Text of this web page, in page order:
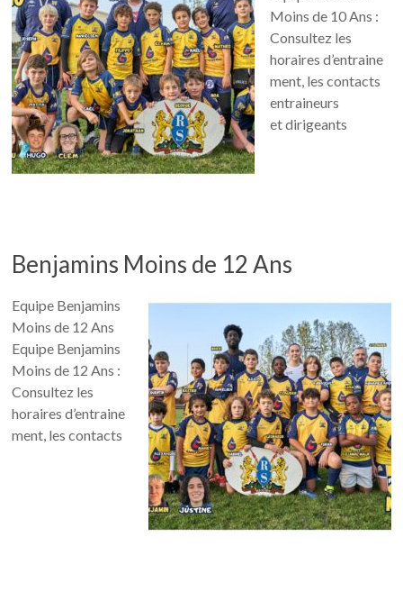
Moins de 10 Ans :
Consultez les
horaires d’entraine
ment, les contacts
entraineurs
et dirigeants
Benjamins Moins de 12 Ans
Equipe Benjamins
Moins de 12 Ans
Equipe Benjamins
Moins de 12 Ans :
Consultez les
horaires d’entraine
ment, les contacts